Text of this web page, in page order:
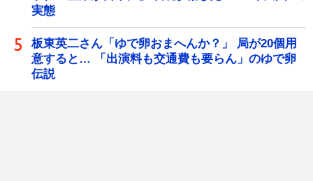
実態
板東英二さん「ゆで卵おまへんか？」 局が20個用
意すると… 「出演料も交通費も要らん」のゆで卵
伝説